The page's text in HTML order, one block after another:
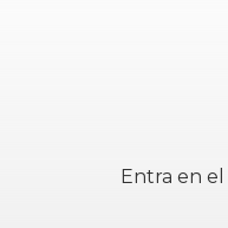
Entra en el